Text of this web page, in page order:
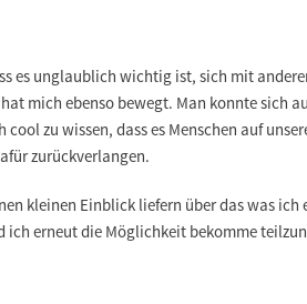
es unglaublich wichtig ist, sich mit
mich ebenso bewegt. Man konnte sich
zu wissen, dass es Menschen auf
zurückverlangen.
kleinen Einblick liefern über das was ich
erneut die Möglichkeit bekomme